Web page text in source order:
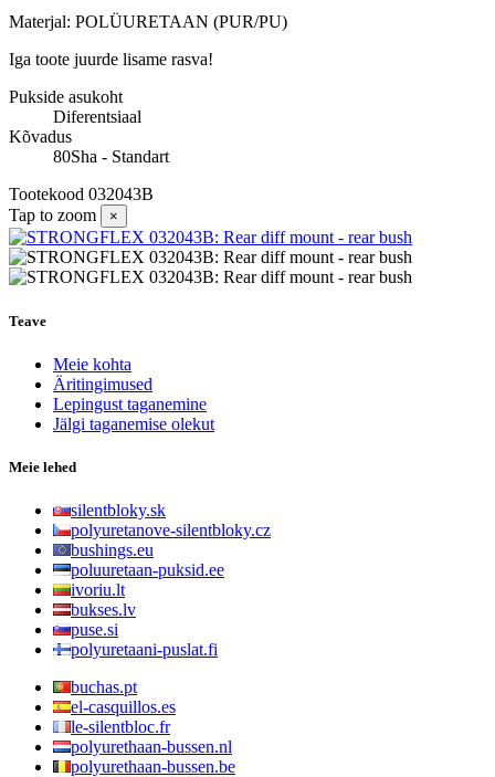
Materjal: POLÜURETAAN (PUR/PU)
Iga toote juurde lisame rasva!
Pukside asukoht
Diferentsiaal
Kõvadus
80Sha - Standart
Tootekood 032043B
Tap to zoom
×
Teave
Meie kohta
Äritingimused
Lepingust taganemine
Jälgi taganemise olekut
Meie lehed
silentbloky.sk
polyuretanove-silentbloky.cz
bushings.eu
poluuretaan-puksid.ee
ivoriu.lt
bukses.lv
puse.si
polyuretaani-puslat.fi
buchas.pt
el-casquillos.es
le-silentbloc.fr
polyurethaan-bussen.nl
polyurethaan-bussen.be